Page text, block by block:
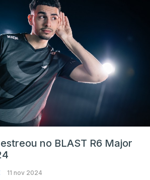
no BLAST R6 Major
11 nov 2024